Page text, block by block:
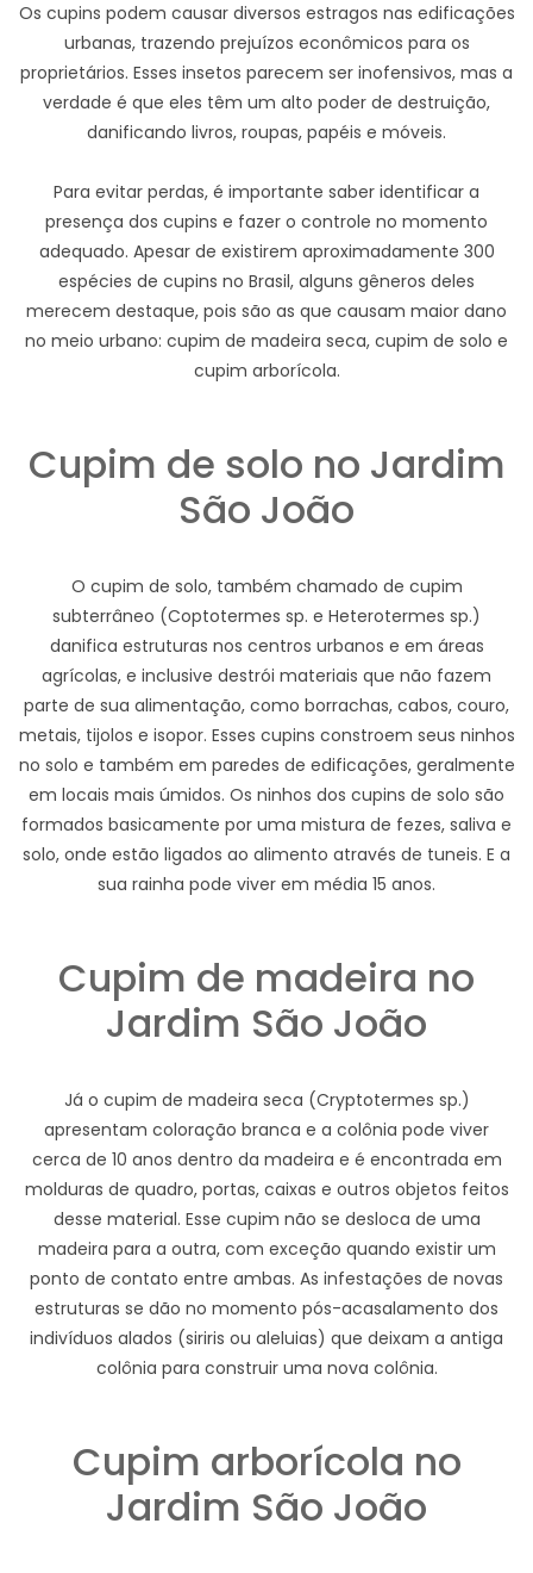
Os cupins podem causar diversos estragos nas edificações
urbanas, trazendo prejuízos econômicos para os
proprietários. Esses insetos parecem ser inofensivos, mas a
verdade é que eles têm um alto poder de destruição,
danificando livros, roupas, papéis e móveis.
Para evitar perdas, é importante saber identificar a
presença dos cupins e fazer o controle no momento
adequado. Apesar de existirem aproximadamente 300
espécies de cupins no Brasil, alguns gêneros deles
merecem destaque, pois são as que causam maior dano
no meio urbano: cupim de madeira seca, cupim de solo e
cupim arborícola.
Cupim de solo no Jardim
São João
O cupim de solo, também chamado de cupim
subterrâneo (Coptotermes sp. e Heterotermes sp.)
danifica estruturas nos centros urbanos e em áreas
agrícolas, e inclusive destrói materiais que não fazem
parte de sua alimentação, como borrachas, cabos, couro,
metais, tijolos e isopor. Esses cupins constroem seus ninhos
no solo e também em paredes de edificações, geralmente
em locais mais úmidos. Os ninhos dos cupins de solo são
formados basicamente por uma mistura de fezes, saliva e
solo, onde estão ligados ao alimento através de tuneis. E a
sua rainha pode viver em média 15 anos.
Cupim de madeira no
Jardim São João
Já o cupim de madeira seca (Cryptotermes sp.)
apresentam coloração branca e a colônia pode viver
cerca de 10 anos dentro da madeira e é encontrada em
molduras de quadro, portas, caixas e outros objetos feitos
desse material. Esse cupim não se desloca de uma
madeira para a outra, com exceção quando existir um
ponto de contato entre ambas. As infestações de novas
estruturas se dão no momento pós-acasalamento dos
indivíduos alados (siriris ou aleluias) que deixam a antiga
colônia para construir uma nova colônia.
Cupim arborícola no
Jardim São João